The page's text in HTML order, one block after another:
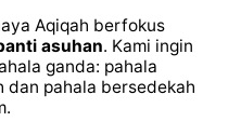
Aqiqah berfokus
asuhan. Kami ingin
ganda: pahala
dan pahala bersedekah